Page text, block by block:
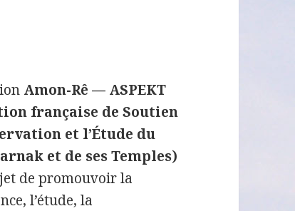
Amon-Rê — ASPEKT
française de Soutien
et l’Étude du
et de ses Temples)
de promouvoir la
l’étude, la